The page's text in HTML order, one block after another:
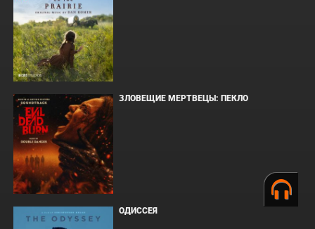
ЗЛОВЕЩИЕ МЕРТВЕЦЫ: ПЕКЛО
ОДИССЕЯ